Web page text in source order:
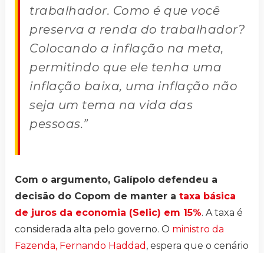
trabalhador. Como é que você
preserva a renda do trabalhador?
Colocando a inflação na meta,
permitindo que ele tenha uma
inflação baixa, uma inflação não
seja um tema na vida das
pessoas.”
Com o argumento, Galípolo defendeu a
decisão do Copom de manter a taxa básica
de juros da economia (Selic) em 15%. A taxa é
considerada alta pelo governo. O ministro da
Fazenda, Fernando Haddad , espera que o cenário